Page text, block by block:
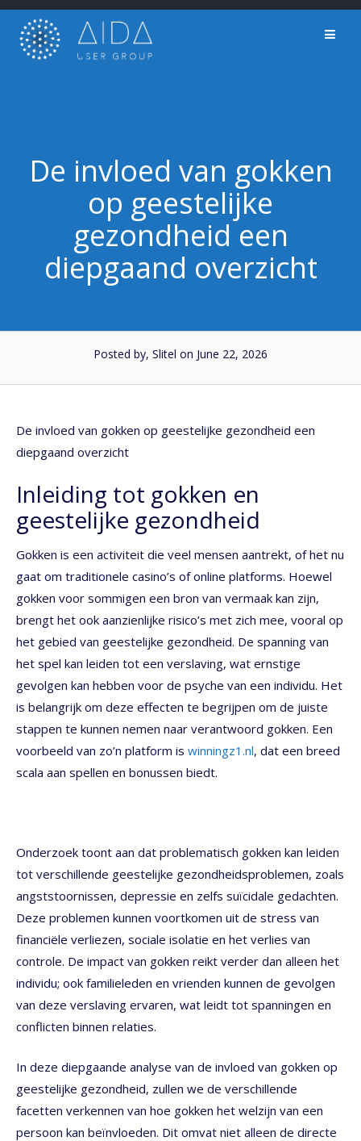
Skip
content
De invloed van gokken
op geestelijke
gezondheid een
diepgaand overzicht
Posted by, Slitel on June 22, 2026
De invloed van gokken op geestelijke gezondheid een
diepgaand overzicht
Inleiding tot gokken en
geestelijke gezondheid
Gokken is een activiteit die veel mensen aantrekt, of het nu
gaat om traditionele casino’s of online platforms. Hoewel
gokken voor sommigen een bron van vermaak kan zijn,
brengt het ook aanzienlijke risico’s met zich mee, vooral op
het gebied van geestelijke gezondheid. De spanning van
het spel kan leiden tot een verslaving, wat ernstige
gevolgen kan hebben voor de psyche van een individu. Het
is belangrijk om deze effecten te begrijpen om de juiste
stappen te kunnen nemen naar verantwoord gokken. Een
voorbeeld van zo’n platform is winningz1.nl, dat een breed
scala aan spellen en bonussen biedt.
Onderzoek toont aan dat problematisch gokken kan leiden
tot verschillende geestelijke gezondheidsproblemen, zoals
angststoornissen, depressie en zelfs suïcidale gedachten.
Deze problemen kunnen voortkomen uit de stress van
financiële verliezen, sociale isolatie en het verlies van
controle. De impact van gokken reikt verder dan alleen het
individu; ook familieleden en vrienden kunnen de gevolgen
van deze verslaving ervaren, wat leidt tot spanningen en
conflicten binnen relaties.
In deze diepgaande analyse van de invloed van gokken op
geestelijke gezondheid, zullen we de verschillende
facetten verkennen van hoe gokken het welzijn van een
persoon kan beïnvloeden. Dit omvat niet alleen de directe